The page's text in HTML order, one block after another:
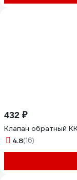
432 ₽
Клапан обратный
4.8(16)